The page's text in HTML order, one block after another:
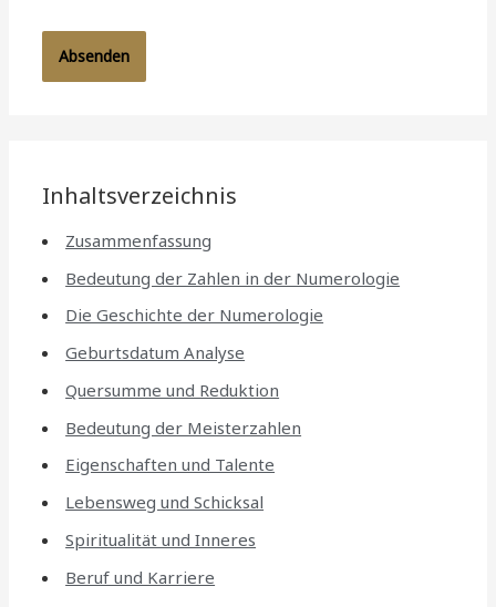
Inhaltsverzeichnis
Zusammenfassung
Bedeutung der Zahlen in der Numerologie
Die Geschichte der Numerologie
Geburtsdatum Analyse
Quersumme und Reduktion
Bedeutung der Meisterzahlen
Eigenschaften und Talente
Lebensweg und Schicksal
Spiritualität und Inneres
Beruf und Karriere